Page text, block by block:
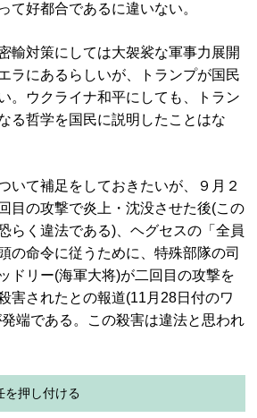
て好都合であるに違いない。
輸対策にしては大袈裟な軍事力展開
ラにあるらしいが、トランプが国民
。ウクライナ和平にしても、トラン
る哲学を国民に説明したことはな
いて補足をしておきたいが、９月２
目の攻撃で炎上・沈没させた後(この
らく違法である)、ヘグセスの「全員
の命令に従うために、特殊部隊の司
ドリー(海軍大将)が二回目の攻撃を
害されたとの報道(11月28日付のワ
端である。この殺害は違法と思われ
を押し付ける